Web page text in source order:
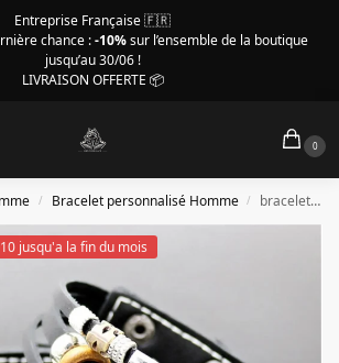
Entreprise Française 🇫🇷
chance :-10%sur l’ensemble de la boutique
jusqu’au 30/06 !
LIVRAISON OFFERTE 📦
0
/ Bracelet personnalisé Homme / bracelet personnalisé homme – Lettre personnalisée A–Z
jusqu'a la fin du mois